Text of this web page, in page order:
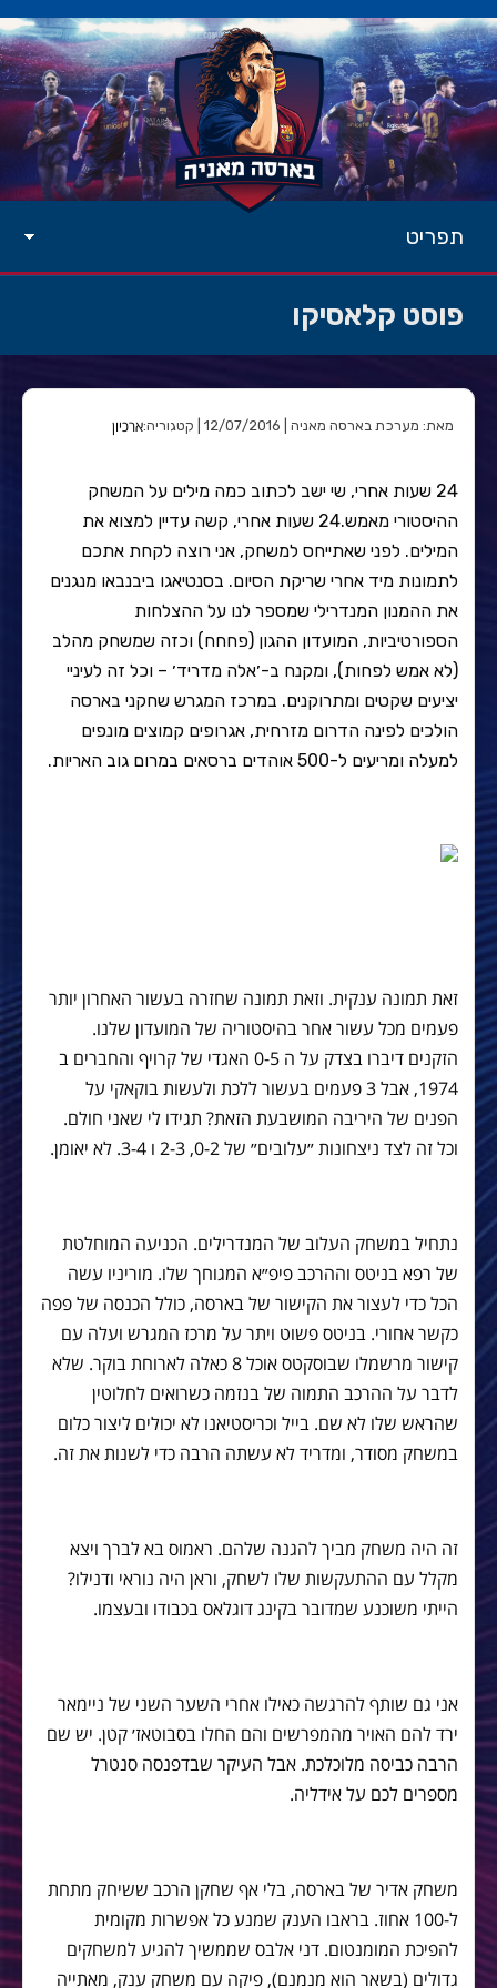
תפריט
פוסט קלאסיקו
מאת: מערכת בארסה מאניה | 12/07/2016 | קטגוריה: ארכיון
24 שעות אחרי, שי ישב לכתוב כמה מילים על המשחק
ההיסטורי מאמש.24 שעות אחרי, קשה עדיין למצוא את
המילים. לפני שאתייחס למשחק, אני רוצה לקחת אתכם
לתמונות מיד אחרי שריקת הסיום. בסנטיאגו ביבנבאו מנגנים
את ההמנון המנדרילי שמספר לנו על ההצלחות
הספורטיביות, המועדון ההגון (פחחח) וכזה שמשחק מהלב
(לא אמש לפחות), ומקנח ב-׳אלה מדריד׳ – וכל זה לעיניי
יציעים שקטים ומתרוקנים. במרכז המגרש שחקני בארסה
הולכים לפינה הדרום מזרחית, אגרופים קמוצים מונפים
למעלה ומריעים ל-500 אוהדים ברסאים במרום גוב האריות.
זאת תמונה ענקית. וזאת תמונה שחזרה בעשור האחרון יותר
פעמים מכל עשור אחר בהיסטוריה של המועדון שלנו.
הזקנים דיברו בצדק על ה 0-5 האגדי של קרויף והחברים ב
1974, אבל 3 פעמים בעשור ללכת ולעשות בוקאקי על
הפנים של היריבה המושבעת הזאת? תגידו לי שאני חולם.
וכל זה לצד ניצחונות ״עלובים״ של 0-2, 2-3 ו 3-4. לא יאומן.
נתחיל במשחק העלוב של המנדרילים. הכניעה המוחלטת
של רפא בניטס וההרכב פיפ״א המגוחך שלו. מוריניו עשה
הכל כדי לעצור את הקישור של בארסה, כולל הכנסה של פפה
כקשר אחורי. בניטס פשוט ויתר על מרכז המגרש ועלה עם
קישור מרשמלו שבוסקטס אוכל 8 כאלה לארוחת בוקר. שלא
לדבר על ההרכב התמוה של בנזמה כשרואים לחלוטין
שהראש שלו לא שם. בייל וכריסטיאנו לא יכולים ליצור כלום
במשחק מסודר, ומדריד לא עשתה הרבה כדי לשנות את זה.
זה היה משחק מביך להגנה שלהם. ראמוס בא לברך ויצא
מקלל עם ההתעקשות שלו לשחק, וראן היה נוראי ודנילו?
הייתי משוכנע שמדובר בקינג דוגלאס בכבודו ובעצמו.
אני גם שותף להרגשה כאילו אחרי השער השני של ניימאר
ירד להם האויר מהמפרשים והם החלו בסבוטאז׳ קטן. יש שם
הרבה כביסה מלוכלכת. אבל העיקר שבדפנסה סנטרל
מספרים לכם על אידליה.
משחק אדיר של בארסה, בלי אף שחקן הרכב ששיחק מתחת
ל-100 אחוז. בראבו הענק שמנע כל אפשרות מקומית
להפיכת המומנטום. דני אלבס שממשיך להגיע למשחקים
גדולים (בשאר הוא מנמנם), פיקה עם משחק ענק, מאתייה